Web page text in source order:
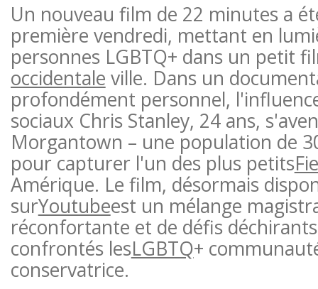
Un nouveau film de 22 minutes a
première vendredi, mettant en
personnes LGBTQ+ dans un petit
occidentale ville. Dans un
profondément personnel,
sociaux Chris Stanley, 24 ans,
Morgantown – une population de
pour capturer l'un des plus petits
Amérique. Le film, désormais
surYoutubeest un mélange
réconfortante et de défis
confrontés lesLGBTQ+
conservatrice.